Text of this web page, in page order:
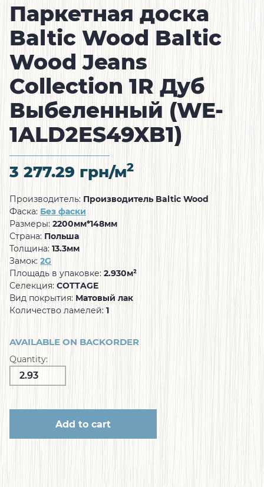
Паркетная доска
Baltic Wood Baltic
Wood Jeans
Collection 1R Дуб
Выбеленный (WE-
1ALD2ES49XB1)
3 277.29 грн/м2
Производитель: Производитель Baltic Wood
Фаска: Без фаски
Размеры: 2200мм*148мм
Страна: Польша
Толщина: 13.3мм
Замок: 2G
Площадь в упаковке: 2.930м²
Селекция: COTTAGE
Вид покрытия: Матовый лак
Количество ламелей: 1
AVAILABLE ON BACKORDER
Quantity:
Add to cart